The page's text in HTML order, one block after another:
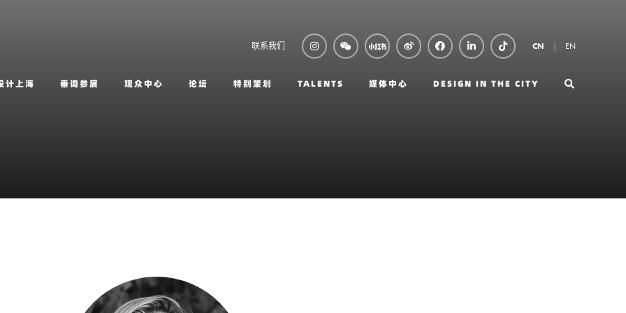
联系我们 CN EN
计上海 垂询参展 观众中心 论坛 特别策划 TALENTS 媒体中心 DESIGN IN THE CITY